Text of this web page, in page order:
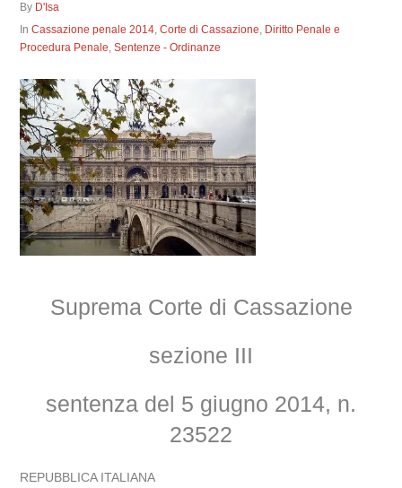
By D'Isa
InCassazione penale 2014,Corte di Cassazione, Diritto Penale e
Procedura Penale,Sentenze - Ordinanze
Suprema Corte di Cassazione
sezione III
sentenza del 5 giugno 2014, n.
23522
REPUBBLICA ITALIANA